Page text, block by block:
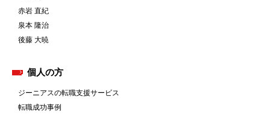
赤岩 直紀
泉本 隆治
後藤 大暁
個人の方
ジーニアスの転職支援サービス
転職成功事例